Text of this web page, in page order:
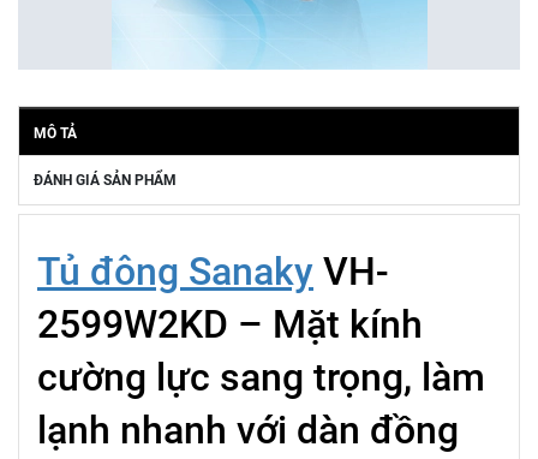
MÔ TẢ
ĐÁNH GIÁ SẢN PHẨM
Tủ đông Sanaky VH-
2599W2KD – Mặt kính
cường lực sang trọng, làm
lạnh nhanh với dàn đồng